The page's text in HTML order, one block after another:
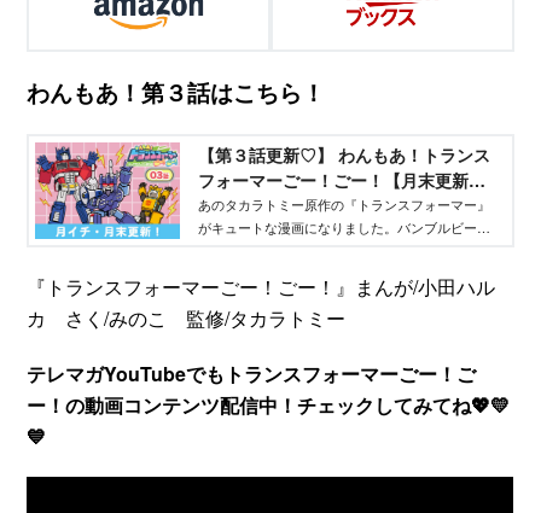
わんもあ！第３話はこちら！
【第３話更新♡】 わんもあ！トランス
フォーマーごー！ごー！【月末更新】 -
TELEMAGA.net｜講談社
あのタカラトミー原作の『トランスフォーマー』
がキュートな漫画になりました。バンブルビー、
ォーマー』は毎月月末にアップされます。よろし
く！
『トランスフォーマーごー！ごー！』まんが/小田ハル
カ さく/みのこ 監修/タカラトミー
テレマガYouTubeでもトランスフォーマーごー！ご
ー！の動画コンテンツ配信中！チェックしてみてね💖💛
💙